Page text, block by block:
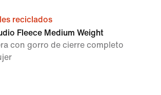
reciclados
Fleece Medium Weight
con gorro de cierre completo